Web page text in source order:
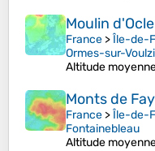
Moulin d'Ocle
France >Île-de-
Ormes-sur-
Altitude
Monts de Fay
France >Île-de-
Fontainebleau
Altitude